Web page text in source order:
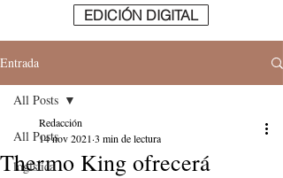
EDICIÓN DIGITAL
Entrada
All Posts
logistica
All Posts
Thermo King ofrecerá
Redacción
14 nov 2021 3 min de lectura